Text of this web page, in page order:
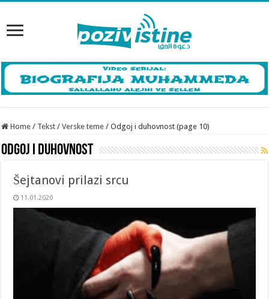
Home / Tekst / Verske teme / Odgoj i duhovnost (page 10)
Odgoj i duhovnost
Šejtanovi prilazi srcu
11.01.2020